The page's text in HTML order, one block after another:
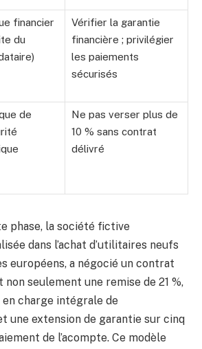
financier
du
Vérifier la garantie
financière ; privilégier
les paiements
sécurisés
de
Ne pas verser plus de
10 % sans contrat
délivré
phase, la société fictive
dans l’achat d’utilitaires neufs
européens, a négocié un contrat
seulement une remise de 21 %,
en charge intégrale de
une extension de garantie sur cinq
de l’acompte. Ce modèle